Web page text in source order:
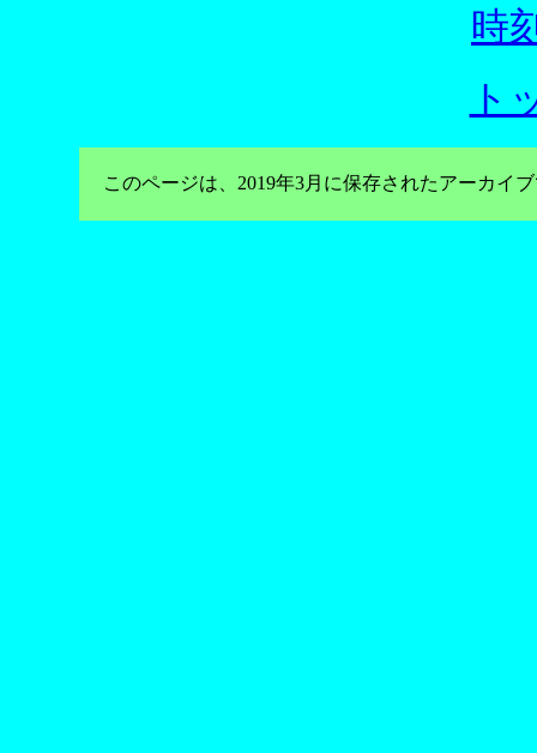
時
ト
このページは、2019年3月に保存されたアーカイ